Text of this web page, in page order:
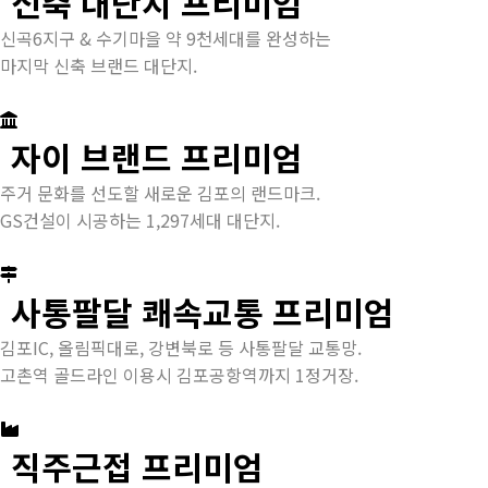
신곡6지구 & 수기마을 약 9천세대를 완성하는
마지막 신축 브랜드 대단지.
자이 브랜드 프리미엄
주거 문화를 선도할 새로운 김포의 랜드마크.
GS건설이 시공하는 1,297세대 대단지.
사통팔달 쾌속교통 프리미엄
김포IC, 올림픽대로, 강변북로 등 사통팔달 교통망.
고촌역 골드라인 이용시 김포공항역까지 1정거장.
직주근접 프리미엄